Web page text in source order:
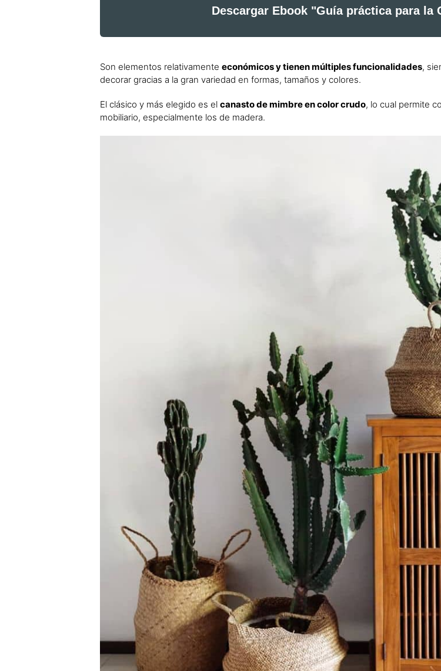
Descargar Ebook "Guía práctica para la
Son elementos relativamenteeconómicos y tienen múltiples funcionalidades,
decorar gracias a la gran variedad en formas, tamaños y colores.
El clásico y más elegido es elcanasto de mimbre en color crudo, lo cual permite
mobiliario, especialmente los de madera.